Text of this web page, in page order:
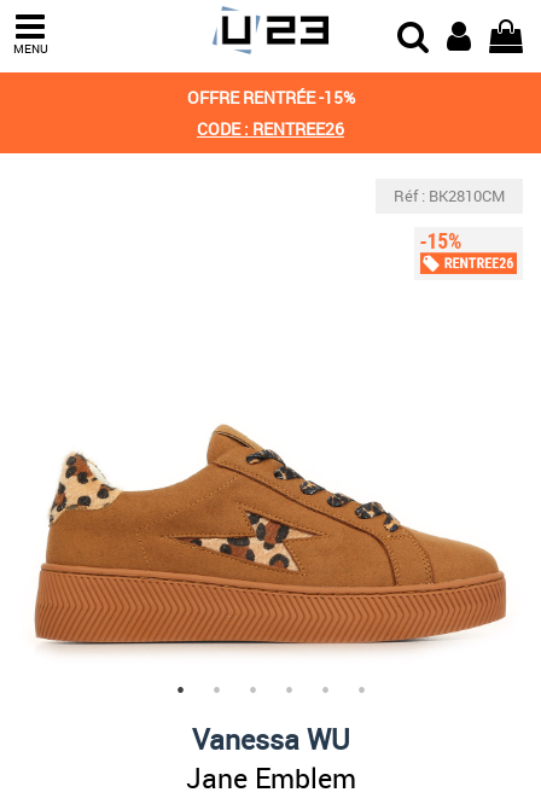
MENU
OFFRE RENTRÉE -15%
CODE : RENTREE26
Réf : BK2810CM
Vanessa WU
Jane Emblem